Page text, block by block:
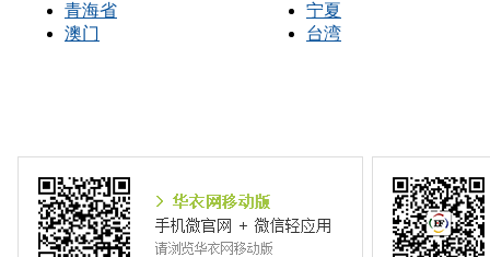
青海省
宁夏
澳门
台湾